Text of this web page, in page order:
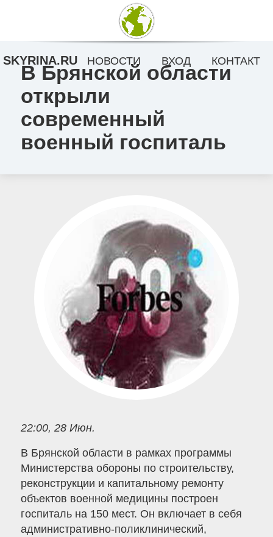
В Брянской области
открыли
современный
военный госпиталь
22:00, 28 Июн.
В Брянской области в рамках программы
Министерства обороны по строительству,
реконструкции и капитальному ремонту
объектов военной медицины построен
госпиталь на 150 мест. Он включает в себя
административно-поликлинический,
SKYRINA.RU НОВОСТИ ВХОД КОНТАКТ